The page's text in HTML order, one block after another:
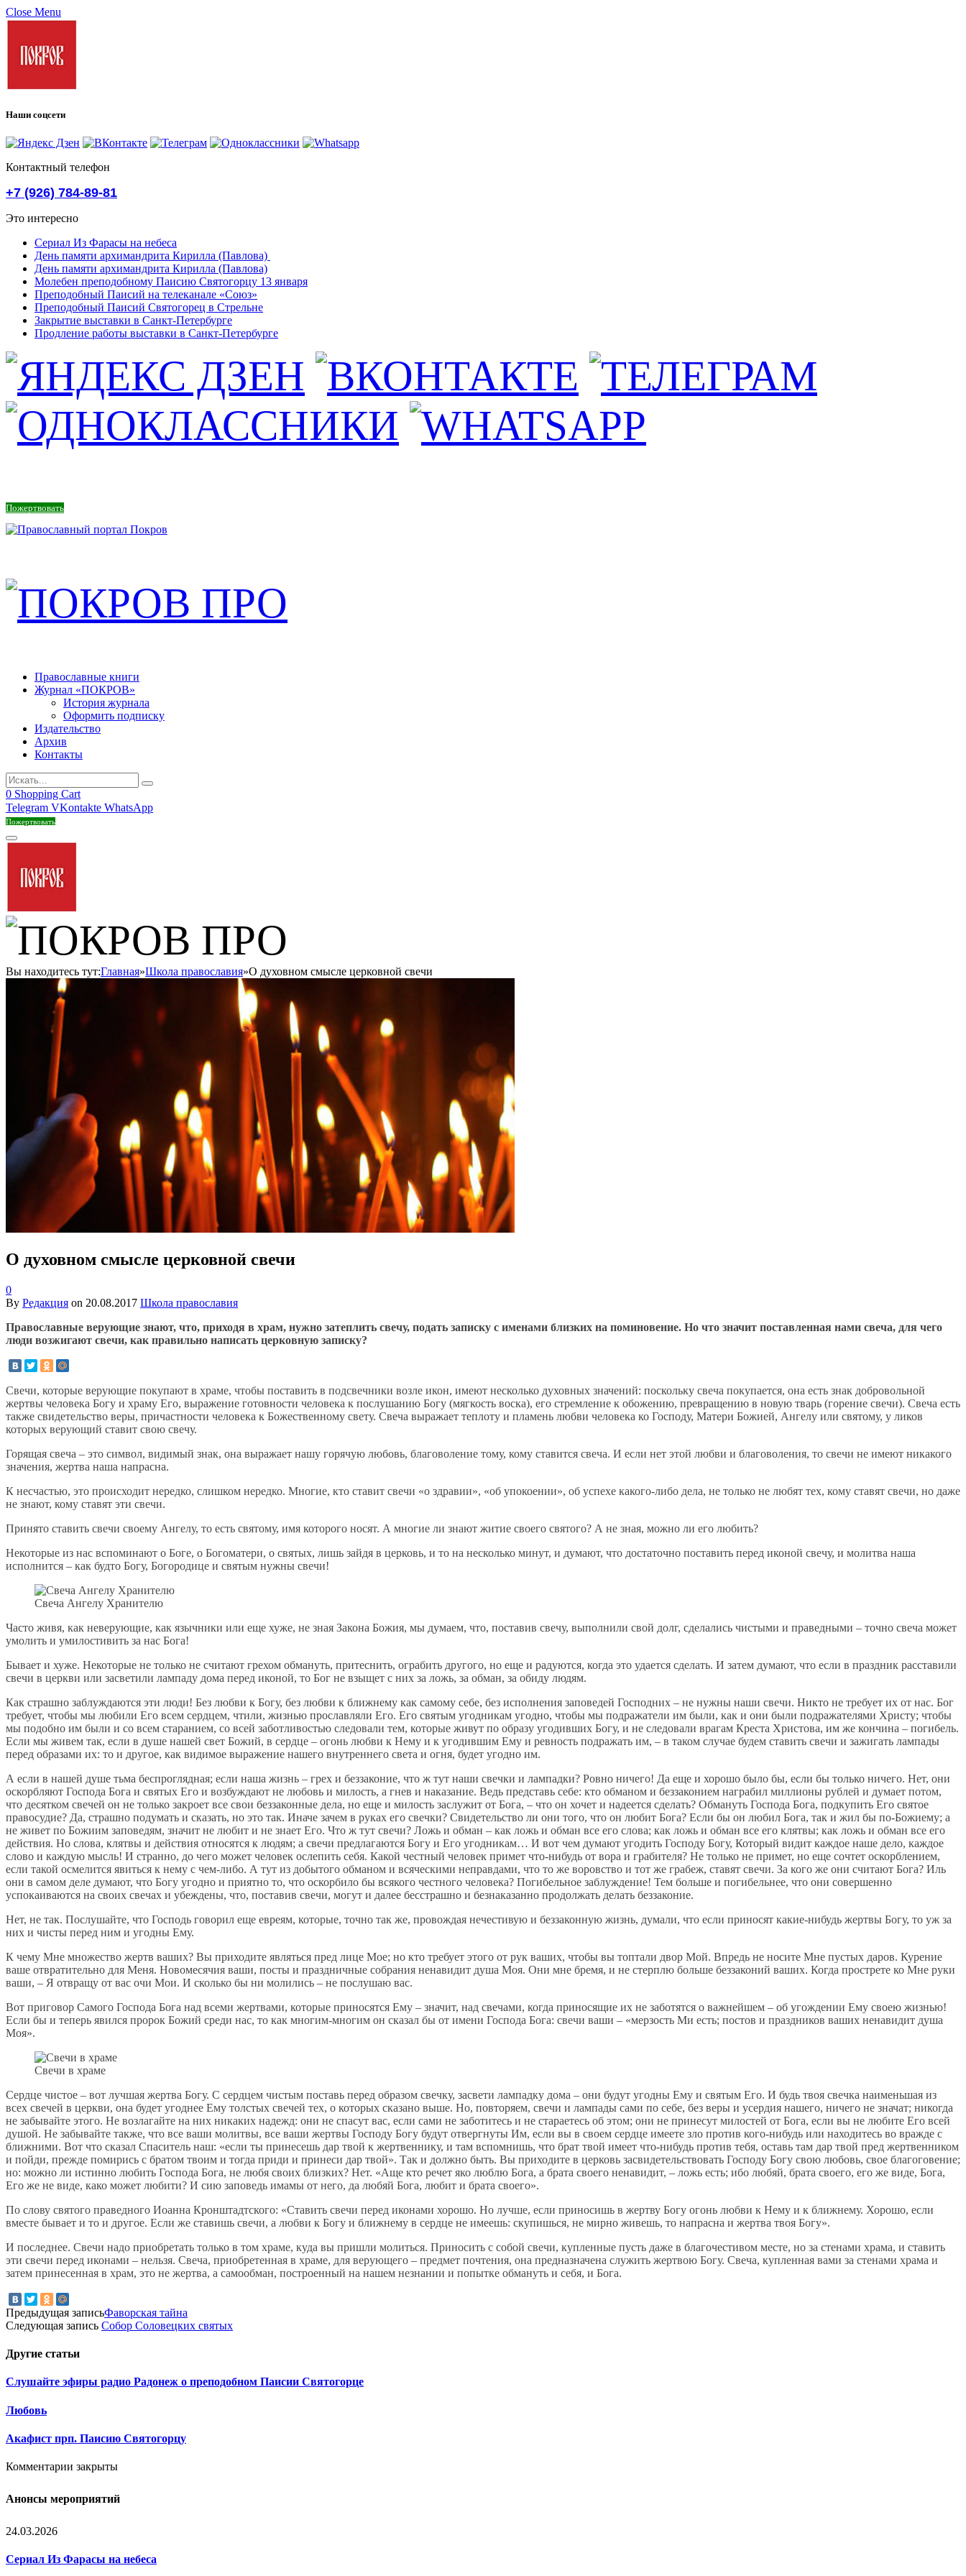
Close Menu
Наши соцсети
Контактный телефон
+7 (926) 784-89-81
Это интересно
Сериал Из Фарасы на небеса
День памяти архимандрита Кирилла (Павлова)
День памяти архимандрита Кирилла (Павлова)
Молебен преподобному Паисию Святогорцу 13 января
Преподобный Паисий на телеканале «Союз»
Преподобный Паисий Святогорец в Стрельне
Закрытие выставки в Санкт-Петербурге
Продление работы выставки в Санкт-Петербурге
Пожертвовать
Православные книги
Журнал «ПОКРОВ»
История журнала
Оформить подписку
Издательство
Архив
Контакты
0 Shopping Cart
Telegram VKontakte WhatsApp
Пожертвовать
Вы находитесь тут:Главная»Школа православия»О духовном смысле церковной свечи
О духовном смысле церковной свечи
0
By Редакция on 20.08.2017 Школа православия
Православные верующие знают, что, приходя в храм, нужно затеплить свечу, подать записку с именами близких на поминовение. Но что значит поставленная нами свеча, для чего
люди возжигают свечи, как правильно написать церковную записку?
Свечи, которые верующие покупают в храме, чтобы поставить в подсвечники возле икон, имеют несколько духовных значений: поскольку свеча покупается, она есть знак добровольной
жертвы человека Богу и храму Его, выражение готовности человека к послушанию Богу (мягкость воска), его стремление к обожению, превращению в новую тварь (горение свечи). Свеча есть
также свидетельство веры, причастности человека к Божественному свету. Свеча выражает теплоту и пламень любви человека ко Господу, Матери Божией, Ангелу или святому, у ликов
которых верующий ставит свою свечу.
Горящая свеча – это символ, видимый знак, она выражает нашу горячую любовь, благоволение тому, кому ставится свеча. И если нет этой любви и благоволения, то свечи не имеют никакого
значения, жертва наша напрасна.
К несчастью, это происходит нередко, слишком нередко. Многие, кто ставит свечи «о здравии», «об упокоении», об успехе какого-либо дела, не только не любят тех, кому ставят свечи, но даже
не знают, кому ставят эти свечи.
Принято ставить свечи своему Ангелу, то есть святому, имя которого носят. А многие ли знают житие своего святого? А не зная, можно ли его любить?
Некоторые из нас вспоминают о Боге, о Богоматери, о святых, лишь зайдя в церковь, и то на несколько минут, и думают, что достаточно поставить перед иконой свечу, и молитва наша
исполнится – как будто Богу, Богородице и святым нужны свечи!
Свеча Ангелу Хранителю
Часто живя, как неверующие, как язычники или еще хуже, не зная Закона Божия, мы думаем, что, поставив свечу, выполнили свой долг, сделались чистыми и праведными – точно свеча может
умолить и умилостивить за нас Бога!
Бывает и хуже. Некоторые не только не считают грехом обмануть, притеснить, ограбить другого, но еще и радуются, когда это удается сделать. И затем думают, что если в праздник расставили
свечи в церкви или засветили лампаду дома перед иконой, то Бог не взыщет с них за ложь, за обман, за обиду людям.
Как страшно заблуждаются эти люди! Без любви к Богу, без любви к ближнему как самому себе, без исполнения заповедей Господних – не нужны наши свечи. Никто не требует их от нас. Бог
требует, чтобы мы любили Его всем сердцем, чтили, жизнью прославляли Его. Его святым угодникам угодно, чтобы мы подражатели им были, как и они были подражателями Христу; чтобы
мы подобно им были и со всем старанием, со всей заботливостью следовали тем, которые живут по образу угодивших Богу, и не следовали врагам Креста Христова, им же кончина – погибель.
Если мы живем так, если в душе нашей свет Божий, в сердце – огонь любви к Нему и к угодившим Ему и ревность подражать им, – в таком случае будем ставить свечи и зажигать лампады
перед образами их: то и другое, как видимое выражение нашего внутреннего света и огня, будет угодно им.
А если в нашей душе тьма беспроглядная; если наша жизнь – грех и беззаконие, что ж тут наши свечки и лампадки? Ровно ничего! Да еще и хорошо было бы, если бы только ничего. Нет, они
оскорбляют Господа Бога и святых Его и возбуждают не любовь и милость, а гнев и наказание. Ведь представь себе: кто обманом и беззаконием награбил миллионы рублей и думает потом,
что десятком свечей он не только закроет все свои беззаконные дела, но еще и милость заслужит от Бога, – что он хочет и надеется сделать? Обмануть Господа Бога, подкупить Его святое
правосудие? Да, страшно подумать и сказать, но это так. Иначе зачем в руках его свечки? Свидетельство ли они того, что он любит Бога? Если бы он любил Бога, так и жил бы по-Божиему; а
не живет по Божиим заповедям, значит не любит и не знает Его. Что ж тут свечи? Ложь и обман – как ложь и обман все его слова; как ложь и обман все его клятвы; как ложь и обман все его
действия. Но слова, клятвы и действия относятся к людям; а свечи предлагаются Богу и Его угодникам… И вот чем думают угодить Господу Богу, Который видит каждое наше дело, каждое
слово и каждую мысль! И странно, до чего может человек ослепить себя. Какой честный человек примет что-нибудь от вора и грабителя? Не только не примет, но еще сочтет оскорблением,
если такой осмелится явиться к нему с чем-либо. А тут из добытого обманом и всяческими неправдами, что то же воровство и тот же грабеж, ставят свечи. За кого же они считают Бога? Иль
они в самом деле думают, что Богу угодно и приятно то, что оскорбило бы всякого честного человека? Погибельное заблуждение! Тем больше и погибельнее, что они совершенно
успокаиваются на своих свечах и убеждены, что, поставив свечи, могут и далее бесстрашно и безнаказанно продолжать делать беззаконие.
Нет, не так. Послушайте, что Господь говорил еще евреям, которые, точно так же, провождая нечестивую и беззаконную жизнь, думали, что если приносят какие-нибудь жертвы Богу, то уж за
них и чисты перед ним и угодны Ему.
К чему Мне множество жертв ваших? Вы приходите являться пред лице Мое; но кто требует этого от рук ваших, чтобы вы топтали двор Мой. Впредь не носите Мне пустых даров. Курение
ваше отвратительно для Меня. Новомесячия ваши, посты и праздничные собрания ненавидит душа Моя. Они мне бремя, и не стерплю больше беззаконий ваших. Когда прострете ко Мне руки
ваши, – Я отвращу от вас очи Мои. И сколько бы ни молились – не послушаю вас.
Вот приговор Самого Господа Бога над всеми жертвами, которые приносятся Ему – значит, над свечами, когда приносящие их не заботятся о важнейшем – об угождении Ему своею жизнью!
Если бы и теперь явился пророк Божий среди нас, то как многим-многим он сказал бы от имени Господа Бога: свечи ваши – «мерзость Ми есть; постов и праздников ваших ненавидит душа
Моя».
Свечи в храме
Сердце чистое – вот лучшая жертва Богу. С сердцем чистым поставь перед образом свечку, засвети лампадку дома – они будут угодны Ему и святым Его. И будь твоя свечка наименьшая из
всех свечей в церкви, она будет угоднее Ему толстых свечей тех, о которых сказано выше. Но, повторяем, свечи и лампады сами по себе, без веры и усердия нашего, ничего не значат; никогда
не забывайте этого. Не возлагайте на них никаких надежд: они не спасут вас, если сами не заботитесь и не стараетесь об этом; они не принесут милостей от Бога, если вы не любите Его всей
душой. Не забывайте также, что все ваши молитвы, все ваши жертвы Господу Богу будут отвергнуты Им, если вы в своем сердце имеете зло против кого-нибудь или находитесь во вражде с
ближними. Вот что сказал Спаситель наш: «если ты принесешь дар твой к жертвеннику, и там вспомнишь, что брат твой имеет что-нибудь против тебя, оставь там дар твой пред жертвенником
и пойди, прежде помирись с братом твоим и тогда приди и принеси дар твой». Так и должно быть. Вы приходите в церковь засвидетельствовать Господу Богу свою любовь, свое благоговение;
но: можно ли истинно любить Господа Бога, не любя своих близких? Нет. «Аще кто речет яко люблю Бога, а брата своего ненавидит, – ложь есть; ибо любяй, брата своего, его же виде, Бога,
Его же не виде, како может любити? И сию заповедь имамы от него, да любяй Бога, любит и брата своего».
По слову святого праведного Иоанна Кронштадтского: «Ставить свечи перед иконами хорошо. Но лучше, если приносишь в жертву Богу огонь любви к Нему и к ближнему. Хорошо, если
вместе бывает и то и другое. Если же ставишь свечи, а любви к Богу и ближнему в сердце не имеешь: скупишься, не мирно живешь, то напрасна и жертва твоя Богу».
И последнее. Свечи надо приобретать только в том храме, куда вы пришли молиться. Приносить с собой свечи, купленные пусть даже в благочестивом месте, но за стенами храма, и ставить
эти свечи перед иконами – нельзя. Свеча, приобретенная в храме, для верующего – предмет почтения, она предназначена служить жертвою Богу. Свеча, купленная вами за стенами храма и
затем принесенная в храм, это не жертва, а самообман, построенный на нашем незнании и попытке обмануть и себя, и Бога.
Предыдущая записьФаворская тайна
Следующая запись Собор Соловецких святых
Другие статьи
Слушайте эфиры радио Радонеж о преподобном Паисии Святогорце
Любовь
Акафист прп. Паисию Святогорцу
Комментарии закрыты
Анонсы мероприятий
24.03.2026
Сериал Из Фарасы на небеса